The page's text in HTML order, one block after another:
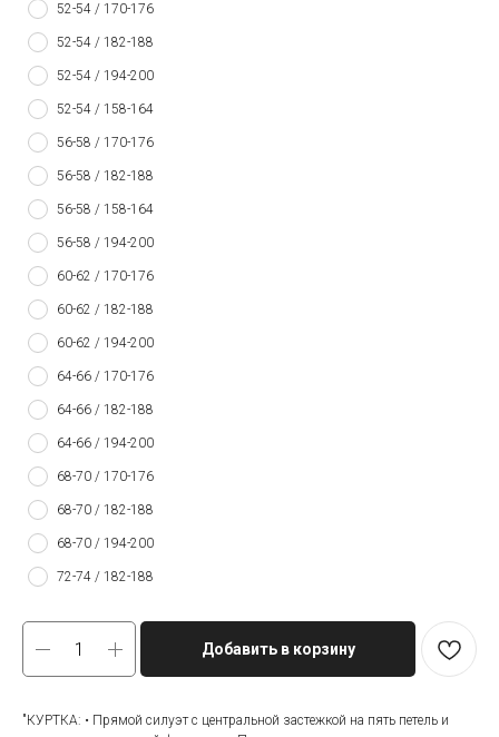
52-54 / 170-176
52-54 / 182-188
52-54 / 194-200
52-54 / 158-164
56-58 / 170-176
56-58 / 182-188
56-58 / 158-164
56-58 / 194-200
60-62 / 170-176
60-62 / 182-188
60-62 / 194-200
64-66 / 170-176
64-66 / 182-188
64-66 / 194-200
68-70 / 170-176
68-70 / 182-188
68-70 / 194-200
72-74 / 182-188
Добавить в корзину
"КУРТКА: • Прямой силуэт с центральной застежкой на пять петель и